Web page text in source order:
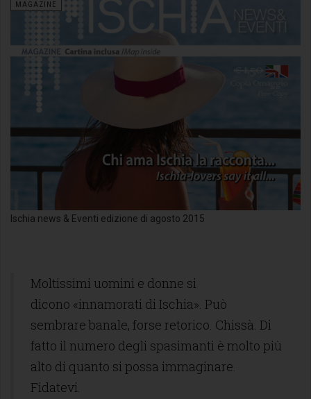
Ischia news & Eventi edizione di agosto 2015
MAGAZINE
Moltissimi uomini e donne si
dicono «innamorati di Ischia». Può
sembrare banale, forse retorico. Chissà. Di
fatto il numero degli spasimanti è molto più
alto di quanto si possa immaginare.
Fidatevi.